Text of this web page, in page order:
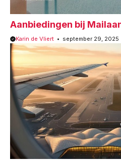
Aanbiedingen bij
Karin de Vliert september 29, 2025